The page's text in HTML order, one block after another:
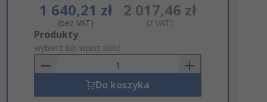
1 640,21 zł
(bez VAT)
2 017,46 zł
(z VAT)
Add
to
Basket
Produkty
wybierz lub wpisz ilość
Do koszyka